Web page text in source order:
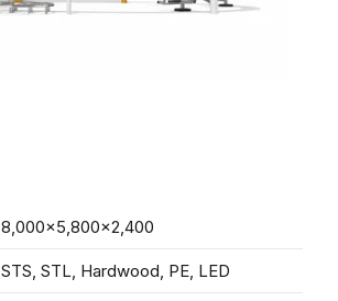
8,000x5,800x2,400
STS, STL, Hardwood, PE, LED